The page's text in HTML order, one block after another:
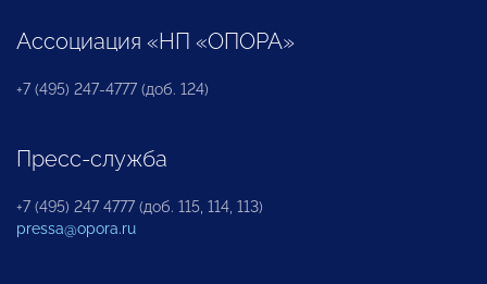
Ассоциация «НП «ОПОРА»
+7 (495) 247-4777 (доб. 124)
Пресс-служба
+7 (495) 247 4777 (доб. 115, 114, 113)
pressa@opora.ru